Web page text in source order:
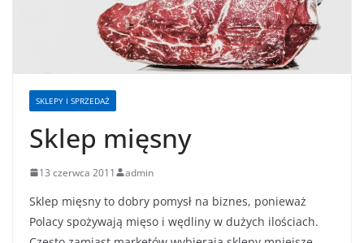
SKLEPY I SPRZEDAŻ
Sklep mięsny
13 czerwca 2011 admin
Sklep mięsny to dobry pomysł na biznes, ponieważ
Polacy spożywają mięso i wędliny w dużych ilościach.